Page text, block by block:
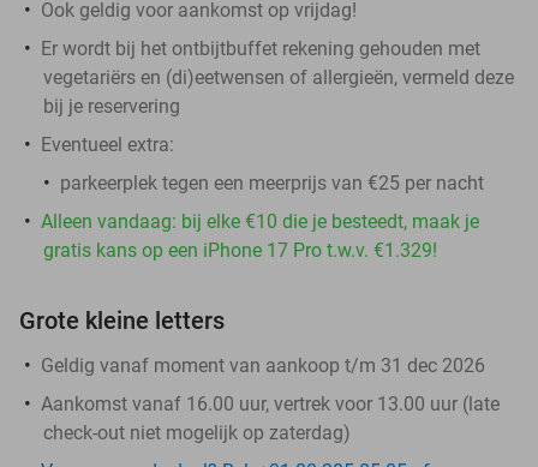
Ook geldig voor aankomst op vrijdag!
Er wordt bij het ontbijtbuffet rekening gehouden met
vegetariërs en (di)eetwensen of allergieën, vermeld deze
bij je reservering
Eventueel extra:
parkeerplek tegen een meerprijs van €25 per nacht
Alleen vandaag: bij elke €10 die je besteedt, maak je
gratis kans op een iPhone 17 Pro t.w.v. €1.329!
Grote kleine letters
Geldig vanaf moment van aankoop t/m 31 dec 2026
Aankomst vanaf 16.00 uur, vertrek voor 13.00 uur (late
check-out niet mogelijk op zaterdag)